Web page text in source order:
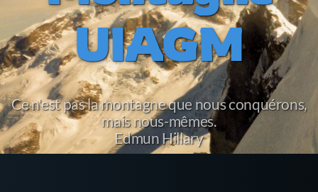
UIAGM
Ce n'est pas la montagne que nous conquérons,
mais nous-mêmes.
Edmun Hillary